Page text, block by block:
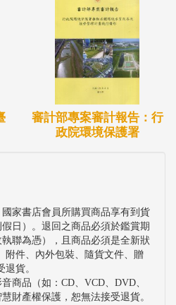
審計部專案審計報告：行
政院環境保護署
家書店會員所購買商品享有到貨
日）。退回之商品必須於鑑賞期
聯為憑），且商品必須是全新狀
附件、內外包裝、隨貨文件、贈
貨。
商品（如：CD、VCD、DVD、
財產權保護，恕無法接受退貨。